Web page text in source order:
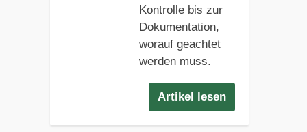
Kontrolle bis zur
Dokumentation,
worauf geachtet
werden muss.
Artikel lesen